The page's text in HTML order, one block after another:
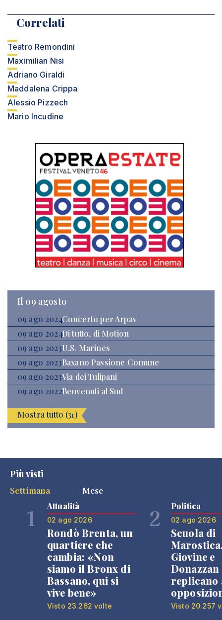
Correlati
Teatro Remondini
Maximilian Nisi
Adriano Giraldi
Maddalena Crippa
Alessio Pizzech
Mario Incudine
Il 09 agosto
09 ago 2024Concerto per Arpav
09 ago 2024Di tutto, di Motion
09 ago 2023U.S. Marines
09 ago 2023Baxano Passione Comune
09 ago 2023Via dei Tulipani
09 ago 2022Benvenuti al Sud
Mostra tutto (31)
Più visti
Settimana
Mese
1 Attualità
02 ago 2026
Rondò Brenta, un
quartiere che
cambia: «Non
siamo il Bronx di
Bassano, qui si
vive bene»
Visto 23.262 volte
2 Politica
02 ago 2026
Scuola di
Giovine e
Donazzan
replicano
Visto 20.257